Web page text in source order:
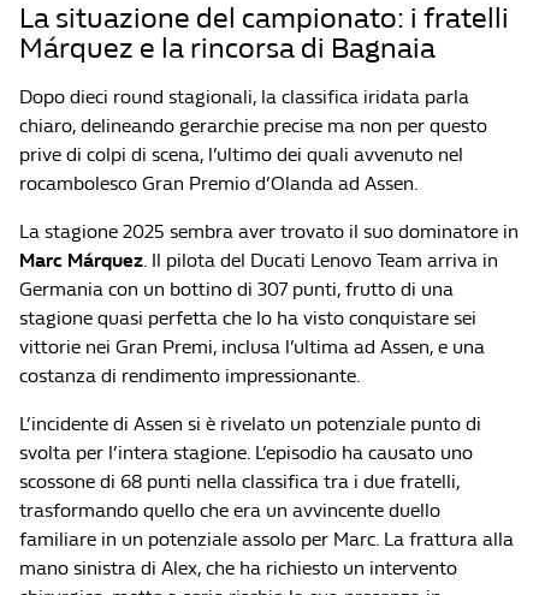
La situazione del campionato: i fratelli
Márquez e la rincorsa di Bagnaia
Dopo dieci round stagionali, la classifica iridata parla
chiaro, delineando gerarchie precise ma non per questo
prive di colpi di scena, l’ultimo dei quali avvenuto nel
rocambolesco Gran Premio d’Olanda ad Assen.
La stagione 2025 sembra aver trovato il suo dominatore in
Marc Márquez. Il pilota del Ducati Lenovo Team arriva in
Germania con un bottino di 307 punti, frutto di una
stagione quasi perfetta che lo ha visto conquistare sei
vittorie nei Gran Premi, inclusa l’ultima ad Assen, e una
costanza di rendimento impressionante.
L’incidente di Assen si è rivelato un potenziale punto di
svolta per l’intera stagione. L’episodio ha causato uno
scossone di 68 punti nella classifica tra i due fratelli,
trasformando quello che era un avvincente duello
familiare in un potenziale assolo per Marc. La frattura alla
mano sinistra di Alex, che ha richiesto un intervento